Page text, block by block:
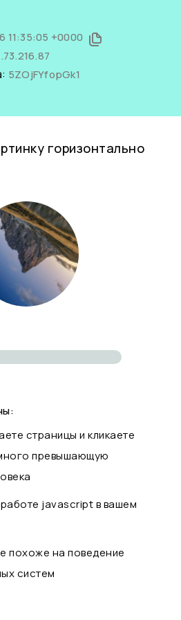
11:35:05 +0000
5ZOjFYfopGk1
горизонтально
страницы и кликаете
превышающую
javascript в вашем
похоже на поведение
систем